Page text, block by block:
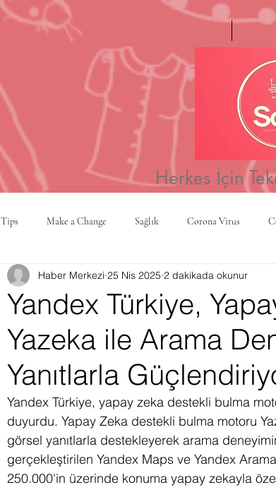
Herkes İçin
Tips Make a Change Sağlık Corona Virus
VPN şehir planlama Yapay Zeka Kripto Para
Firma Satınalma Hediye Çekilişi Fintech
Pazar Araştırması
Yandex Türkiye,
Yazeka ile Arama
Yanıtlarla
Haber Merkezi 25 Nis 2025 2 dakikada okunur
Yandex Türkiye, yapay zeka destekli bulma
duyurdu. Yapay Zeka destekli bulma motoru
görsel yanıtlarla destekleyerek arama
gerçekleştirilen Yandex Maps ve Yandex
250.000'in üzerinde konuma yapay zekayla